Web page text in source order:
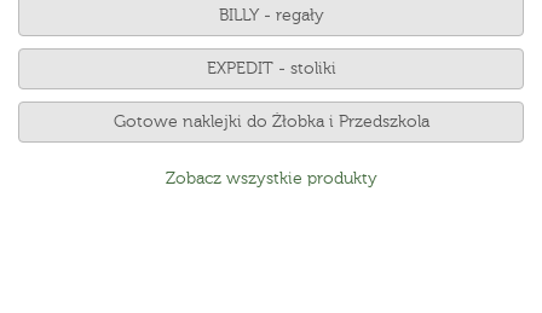
BILLY - regały
EXPEDIT - stoliki
Gotowe naklejki do Żłobka i Przedszkola
Zobacz wszystkie produkty